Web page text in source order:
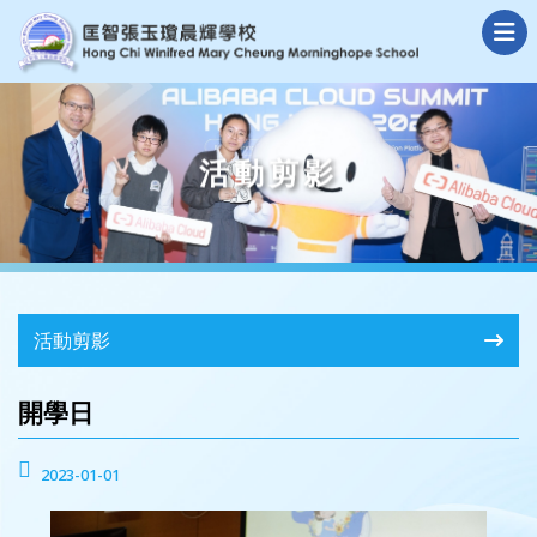
活動剪影
活動剪影
開學日
2023-01-01